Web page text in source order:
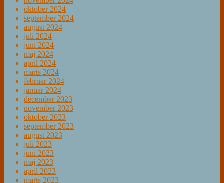
oktober 2024
september 2024
august 2024
juli 2024
juni 2024
maj 2024
april 2024
marts 2024
februar 2024
januar 2024
december 2023
november 2023
oktober 2023
september 2023
august 2023
juli 2023
juni 2023
maj 2023
april 2023
marts 2023